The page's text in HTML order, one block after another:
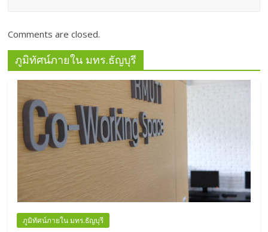
Comments are closed.
ภูมิทัศน์ภายใน มทร.ธัญบุรี
ภูมิทัศน์ภายใน มทร.ธัญบุรี